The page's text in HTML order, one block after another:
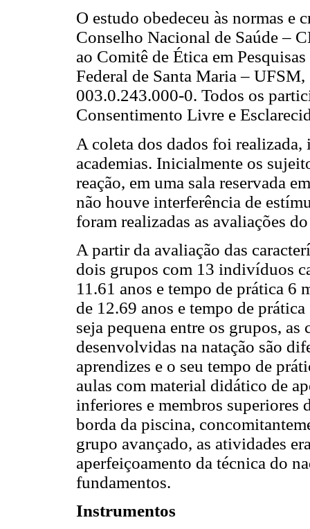
O estudo obedeceu às normas
Conselho Nacional de Saúde –
ao Comitê de Ética em
Federal de Santa Maria –
003.0.243.000-0. Todos os
Consentimento Livre e
A coleta dos dados foi
academias. Inicialmente os
reação, em uma sala reservada
não houve interferência de
foram realizadas as avaliações
A partir da avaliação das
dois grupos com 13 indivíduos
11.61 anos e tempo de prática 6
de 12.69 anos e tempo de
seja pequena entre os grupos,
desenvolvidas na natação são
aprendizes e o seu tempo de
aulas com material didático de
inferiores e membros superiores
borda da piscina,
grupo avançado, as atividades
aperfeiçoamento da técnica do
fundamentos.
Instrumentos